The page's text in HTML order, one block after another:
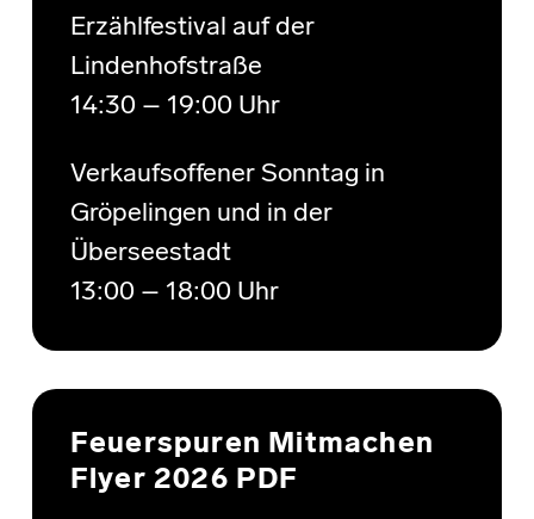
Erzählfestival auf der
Lindenhofstraße
14:30 – 19:00 Uhr
Verkaufsoffener Sonntag in
Gröpelingen und in der
Überseestadt
13:00 – 18:00 Uhr
Feuerspuren Mitmachen
Flyer 2026 PDF